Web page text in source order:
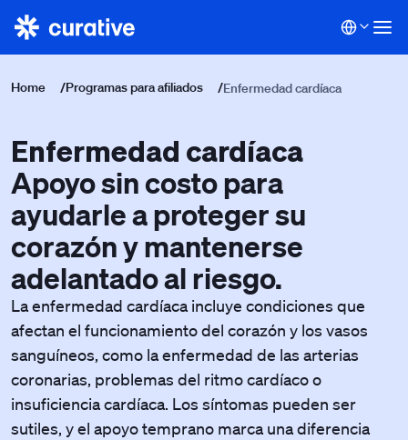
Home /Programas para afiliados /Enfermedad cardíaca
Enfermedad cardíaca
Apoyo sin costo para
ayudarle a proteger su
corazón y mantenerse
adelantado al riesgo.
La enfermedad cardíaca incluye condiciones que
afectan el funcionamiento del corazón y los vasos
sanguíneos, como la enfermedad de las arterias
coronarias, problemas del ritmo cardíaco o
insuficiencia cardíaca. Los síntomas pueden ser
sutiles, y el apoyo temprano marca una diferencia